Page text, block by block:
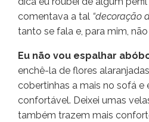
comentava a tal “decoração
tanto se fala e, para mim,
Eu não vou espalhar
enchê-la de flores
cobertinhas a mais no sofá e
confortável. Deixei umas
também trazem mais